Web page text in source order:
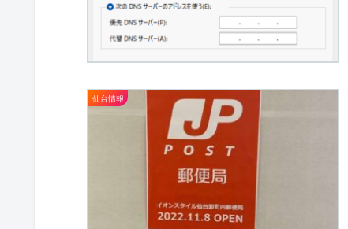
仙台情報